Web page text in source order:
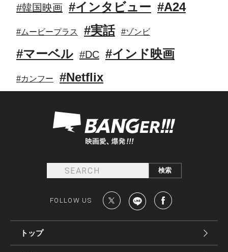
#韓国映画 #インタビュー #A24
#ムービープラス #実話 #ゾンビ
#マーベル #DC #インド映画
#カンフー #Netflix
FOLLOW US
トップ